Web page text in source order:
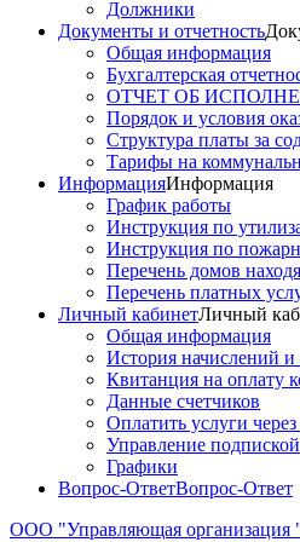
Должники
Документы и отчетность
Общая информация
Бухгалтерская
ОТЧЕТ ОБ
Порядок и условия
Структура платы за
Тарифы на
ИнформацияИнформация
График работы
Инструкция по
Инструкция по
Перечень домов
Перечень платных
Личный кабинетЛичный
Общая информация
История начислений и
Квитанция на оплату
Данные счетчиков
Оплатить услуги через
Управление подпиской
Графики
Вопрос-ОтветВопрос-Ответ
ООО "Управляющая организация